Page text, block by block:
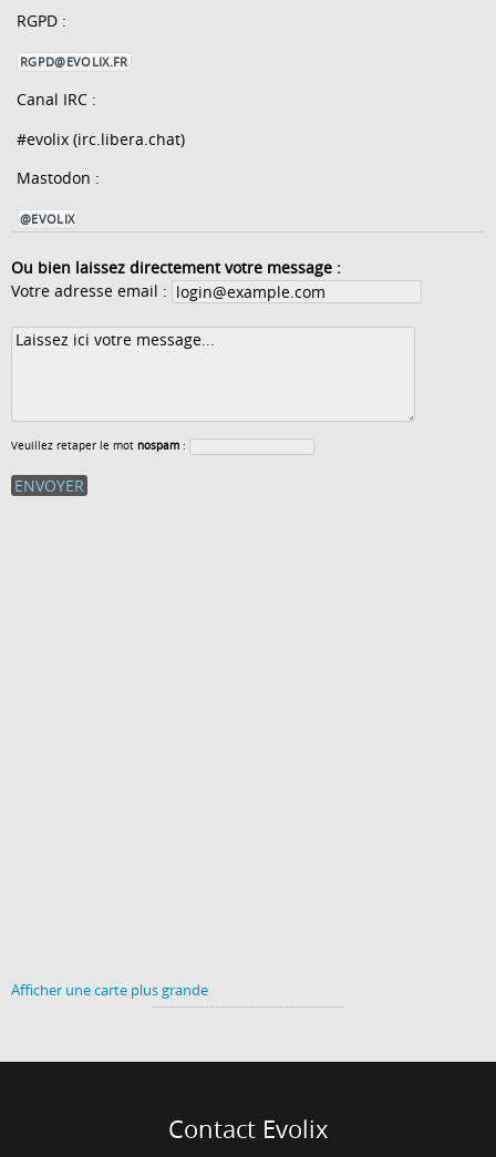
RGPD :
RGPD@EVOLIX.FR
Canal IRC :
#evolix (irc.libera.chat)
Mastodon :
@EVOLIX
Ou bien laissez directement votre message :
Votre adresse email :
Veuillez retaper le mot nospam :
Afficher une carte plus grande
Contact Evolix